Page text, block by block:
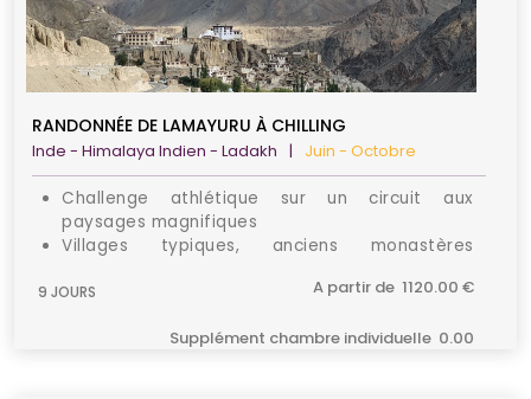
RANDONNÉE DE LAMAYURU À CHILLING
Inde - Himalaya Indien - Ladakh | Juin - Octobre
Challenge athlétique sur un circuit aux
paysages magnifiques
Villages typiques, anciens monastères
Vues panoramiques sur la chaîne de
9 JOURS A partir de 1120.00 €
Supplément chambre individuelle 0.00